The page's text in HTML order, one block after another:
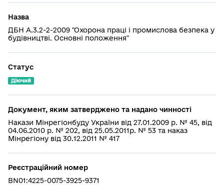
Назва
ДБН А.3.2-2-2009 "Охорона праці і промислова безпека у
будівництві. Основні положення"
Статус
Діючий
Документ, яким затверджено та надано чинності
Накази Мінрегіонбуду України від 27.01.2009 р. № 45, від
04.06.2010 р. № 202, від 25.05.2011р. № 53 та наказ
Мінрегіону від 30.12.2011 № 417
Реєстраційний номер
BN01:4225-0075-3925-9371